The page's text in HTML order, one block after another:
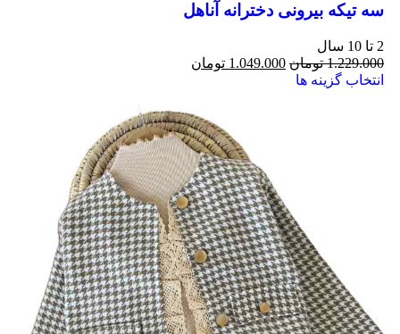
سه تیکه بیرونی دخترانه آناهل
1.229.000 تومان 1.049.000 تومان
انتخاب گزینه ها